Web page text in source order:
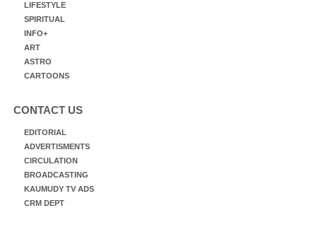
LIFESTYLE
SPIRITUAL
INFO+
ART
ASTRO
CARTOONS
CONTACT US
EDITORIAL
ADVERTISMENTS
CIRCULATION
BROADCASTING
KAUMUDY TV ADS
CRM DEPT